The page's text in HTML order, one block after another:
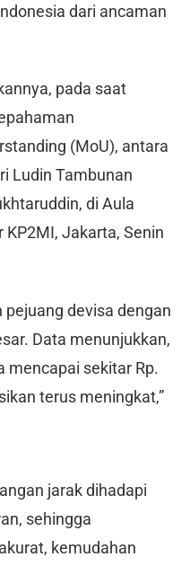
dari ancaman
pada saat
(MoU), antara
Ludin Tambunan
di Aula
Jakarta, Senin
devisa dengan
Data menunjukkan,
mencapai sekitar Rp.
terus meningkat,”
jarak dihadapi
sehingga
kemudahan